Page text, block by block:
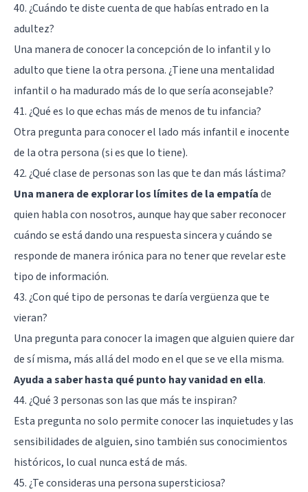
40. ¿Cuándo te diste cuenta de que habías entrado en la
adultez?
Una manera de conocer la concepción de lo infantil y lo
adulto que tiene la otra persona. ¿Tiene una mentalidad
infantil o ha madurado más de lo que sería aconsejable?
41. ¿Qué es lo que echas más de menos de tu infancia?
Otra pregunta para conocer el lado más infantil e inocente
de la otra persona (si es que lo tiene).
42. ¿Qué clase de personas son las que te dan más lástima?
Una manera de explorar los límites de la empatíade
quien habla con nosotros, aunque hay que saber reconocer
cuándo se está dando una respuesta sincera y cuándo se
responde de manera irónica para no tener que revelar este
tipo de información.
43. ¿Con qué tipo de personas te daría vergüenza que te
vieran?
Una pregunta para conocer la imagen que alguien quiere dar
de sí misma, más allá del modo en el que se ve ella misma.
Ayuda a saber hasta qué punto hay vanidad en ella.
44. ¿Qué 3 personas son las que más te inspiran?
Esta pregunta no solo permite conocer las inquietudes y las
sensibilidades de alguien, sino también sus conocimientos
históricos, lo cual nunca está de más.
45. ¿Te consideras una persona supersticiosa?